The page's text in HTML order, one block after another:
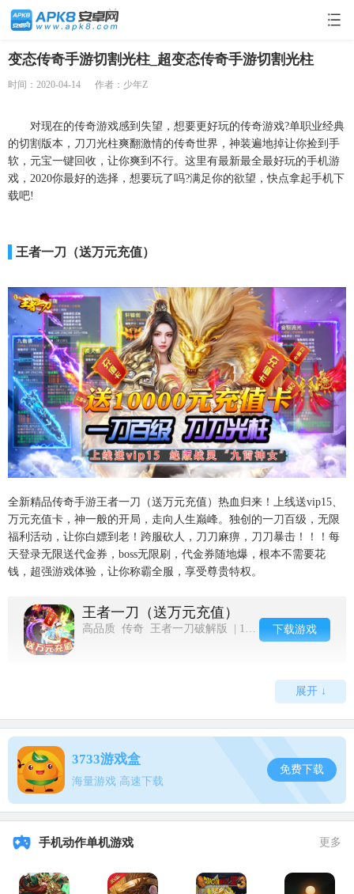
变态传奇手游切割光柱_超变态传奇手游切割光柱
时间：2020-04-14 作者：少年Z
对现在的传奇游戏感到失望，想要更好玩的传奇游戏?单职业经典
的切割版本，刀刀光柱爽翻激情的传奇世界，神装遍地掉让你捡到手
软，元宝一键回收，让你爽到不行。这里有最新最全最好玩的手机游
戏，2020你最好的选择，想要玩了吗?满足你的欲望，快点拿起手机下
载吧!
王者一刀（送万元充值）
全新精品传奇手游王者一刀（送万元充值）热血归来！上线送vip15、
万元充值卡，神一般的开局，走向人生巅峰。独创的一刀百级，无限
福利活动，让你白嫖到老！跨服砍人，刀刀麻痹，刀刀暴击！！！每
天登录无限送代金券，boss无限刷，代金券随地爆，根本不需要花
钱，超强游戏体验，让你称霸全服，享受尊贵特权。
王者一刀（送万元充值）
下载游戏
展开 ↓
3733游戏盒
海量游戏 高速下载
免费下载
手机动作单机游戏 更多